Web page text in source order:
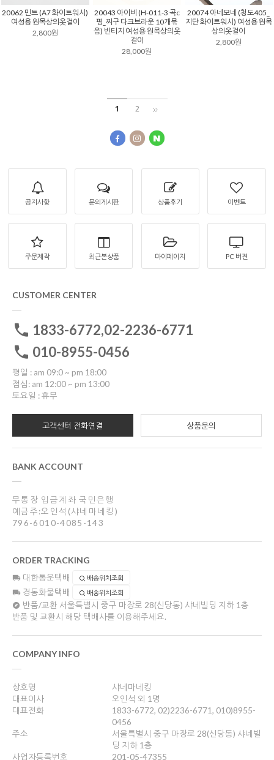
20062 민트 (A7 화이트워시)
여성용 원목상의옷걸이
2,800원
20043 아이비 (H-011-3 곡c
평_찌구 다크브라운 10개묶
음) 빈티지 여성용 원목상의옷
걸이
28,000원
20074 아네모네 (청도405_
지단 화이트워시) 여성용 원목
상의옷걸이
2,800원
1 2
공지사항 문의게시판 상품후기 이벤트
주문제작 최근본상품 마이페이지 PC 버젼
CUSTOMER CENTER
1833-6772,02-2236-6771
010-8955-0456
평일 : am 09:0 ~ pm 18:00
점심: am 12:00 ~ pm 13:00
토요일 : 휴무
고객센터 전화연결 상품문의
BANK ACCOUNT
무통장 입금계좌 국민은행
예금주:오인석(샤네마네킹)
796-6010-4085-143
ORDER TRACKING
대한통운택배 배송위치조회
경동화물택배 배송위치조회
반품/교환 서울특별시 중구 마장로 28(신당동) 샤네빌딩 지하 1층
반품 및 교환시 해당 택배사를 이용해주세요.
COMPANY INFO
상호명
샤네마네킹
대표이사
오인석 외 1명
대표전화
1833-6772, 02)2236-6771, 010)8955-
0456
주소
서울특별시 중구 마장로 28(신당동) 샤네빌
딩 지하 1층
사업자등록번호
201-05-47355